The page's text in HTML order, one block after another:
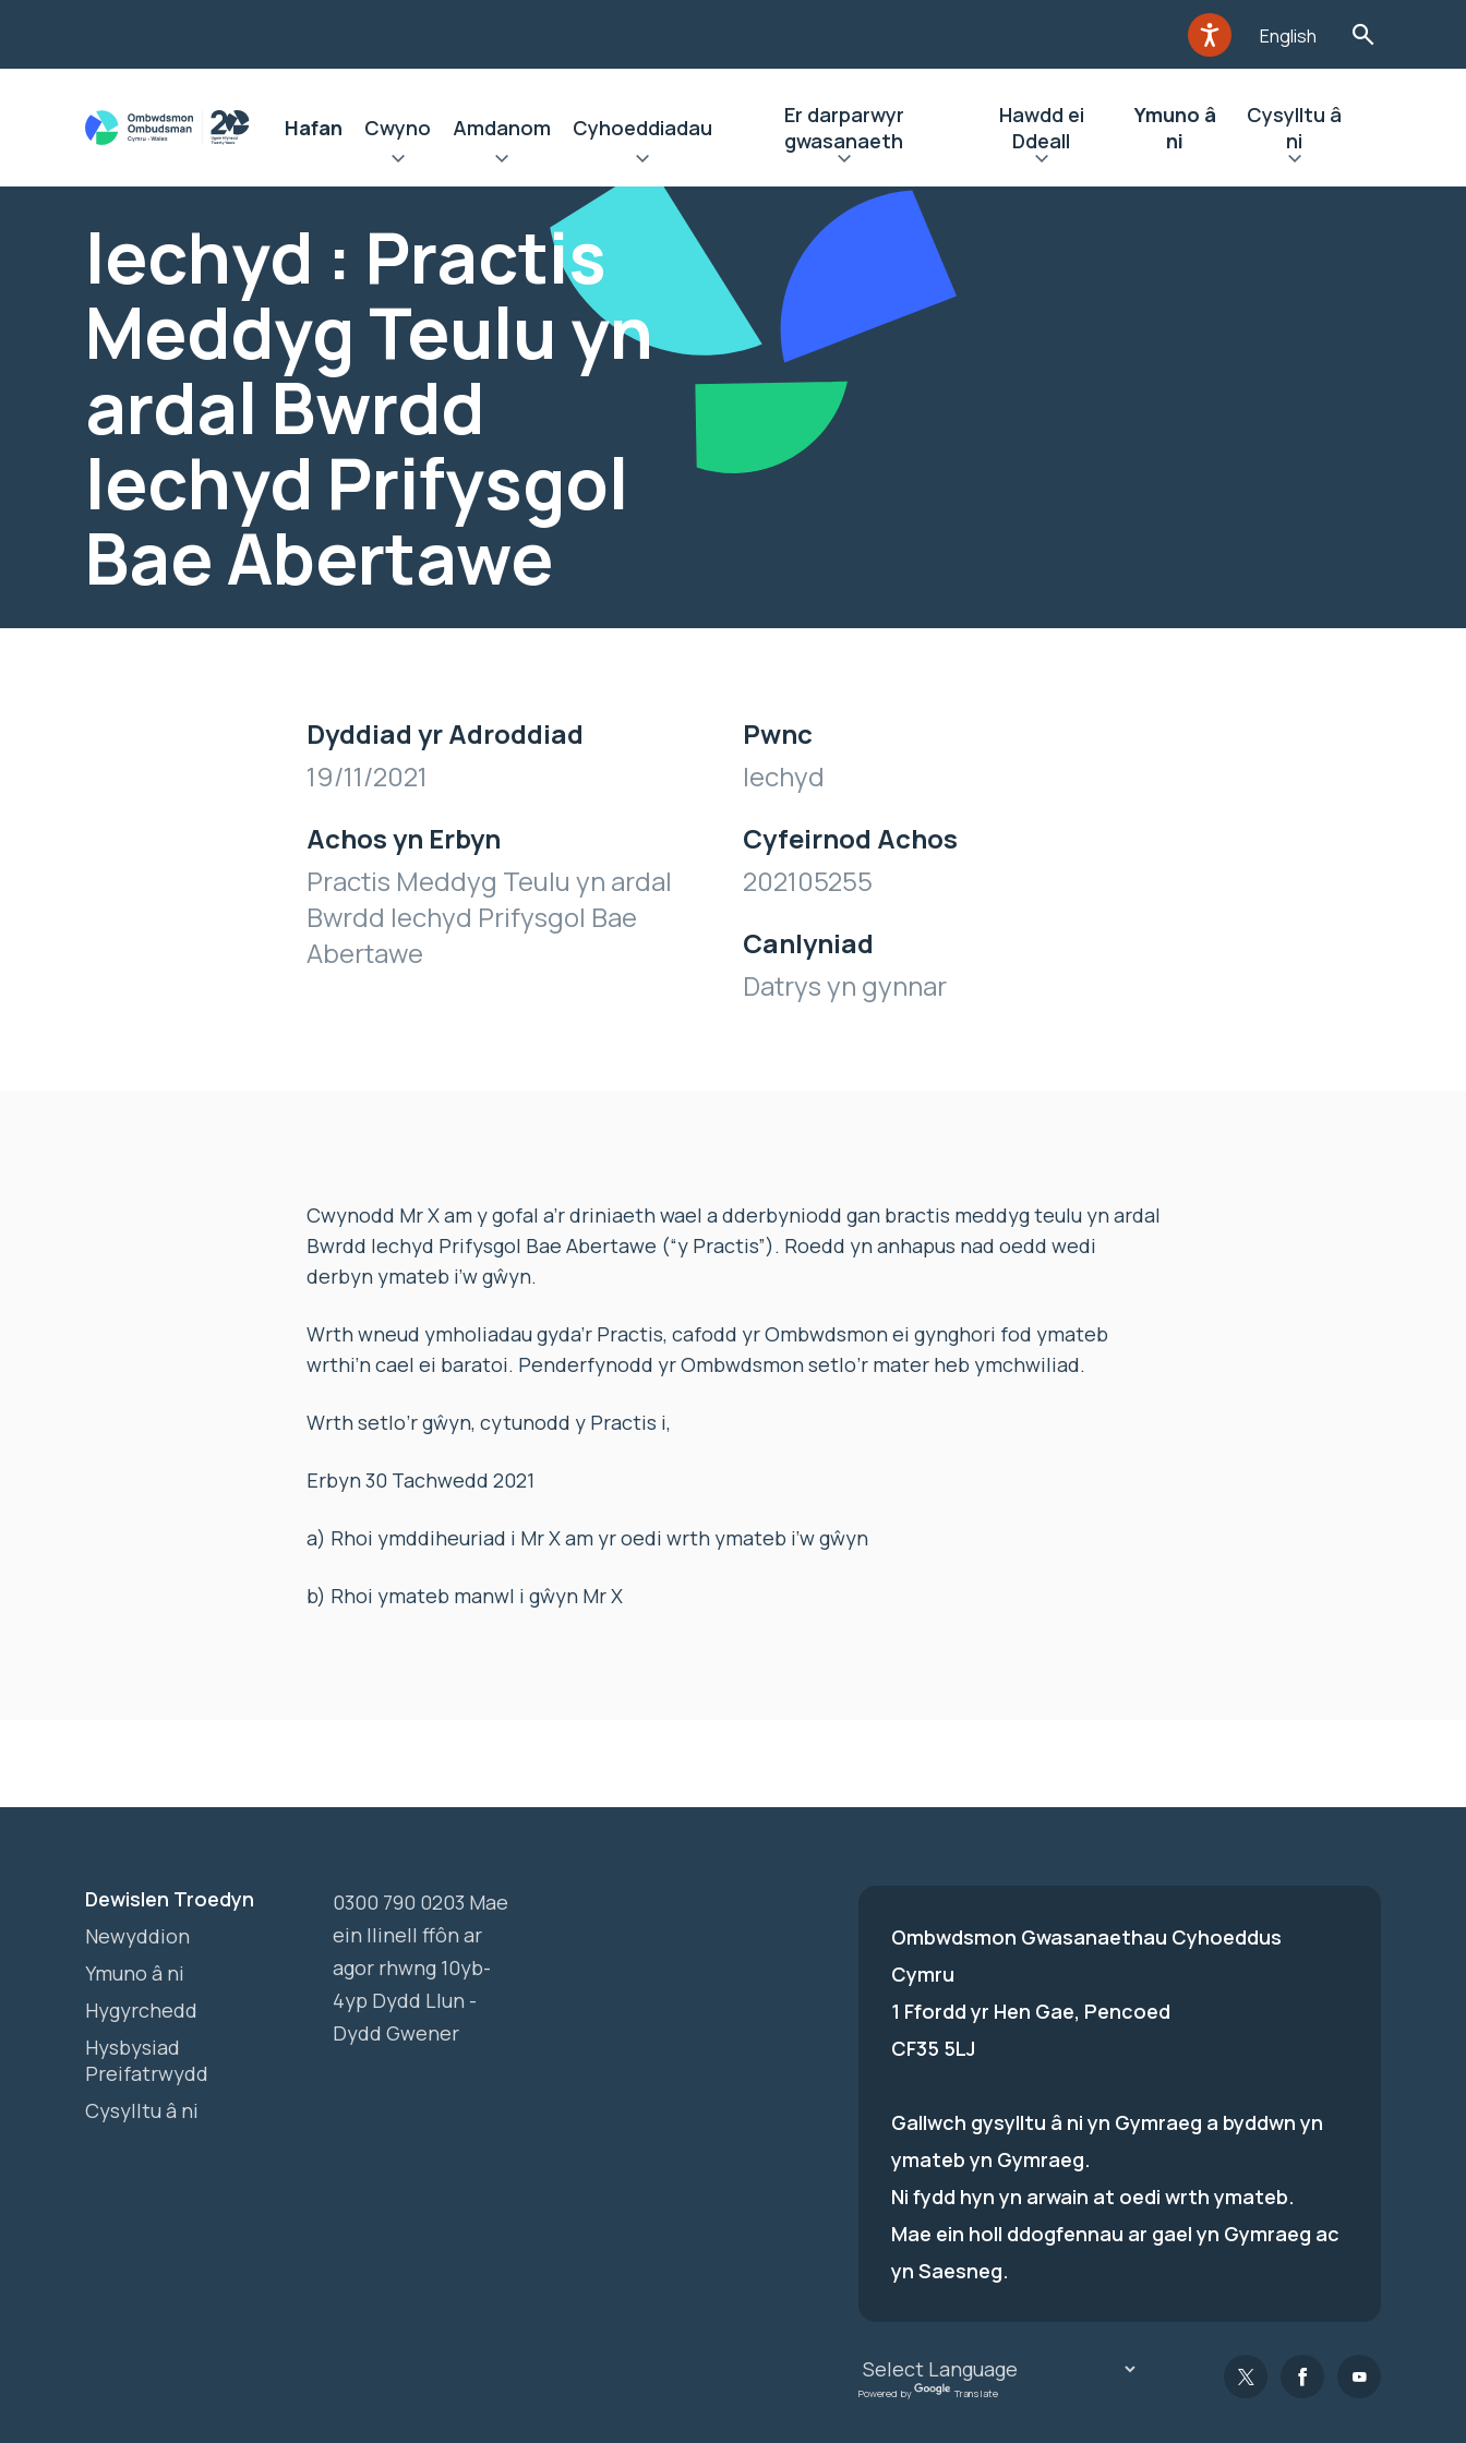
English
Hafan Cwyno Amdanom Cyhoeddiadau
Er darparwyr
gwasanaeth
Hawdd ei
Ddeall
Ymuno â
ni
Cysylltu â
ni
Iechyd : Practis
Meddyg Teulu yn
ardal Bwrdd
Iechyd Prifysgol
Bae Abertawe
Dyddiad yr Adroddiad
19/11/2021
Achos yn Erbyn
Practis Meddyg Teulu yn ardal
Bwrdd Iechyd Prifysgol Bae
Abertawe
Pwnc
Iechyd
Cyfeirnod Achos
202105255
Canlyniad
Datrys yn gynnar
Cwynodd Mr X am y gofal a’r driniaeth wael a dderbyniodd gan bractis meddyg teulu yn ardal
Bwrdd Iechyd Prifysgol Bae Abertawe (“y Practis”). Roedd yn anhapus nad oedd wedi
derbyn ymateb i’w gŵyn.
Wrth wneud ymholiadau gyda’r Practis, cafodd yr Ombwdsmon ei gynghori fod ymateb
wrthi’n cael ei baratoi. Penderfynodd yr Ombwdsmon setlo’r mater heb ymchwiliad.
Wrth setlo’r gŵyn, cytunodd y Practis i,
Erbyn 30 Tachwedd 2021
a) Rhoi ymddiheuriad i Mr X am yr oedi wrth ymateb i’w gŵyn
b) Rhoi ymateb manwl i gŵyn Mr X
Dewislen Troedyn
Newyddion
Ymuno â ni
Hygyrchedd
Hysbysiad
Preifatrwydd
Cysylltu â ni
0300 790 0203 Mae
ein llinell ffôn ar
agor rhwng 10yb-
4yp Dydd Llun -
Dydd Gwener
Ombwdsmon Gwasanaethau Cyhoeddus
Cymru
1 Ffordd yr Hen Gae, Pencoed
CF35 5LJ
Gallwch gysylltu â ni yn Gymraeg a byddwn yn
ymateb yn Gymraeg.
Ni fydd hyn yn arwain at oedi wrth ymateb.
Mae ein holl ddogfennau ar gael yn Gymraeg ac
yn Saesneg.
Powered by Translate